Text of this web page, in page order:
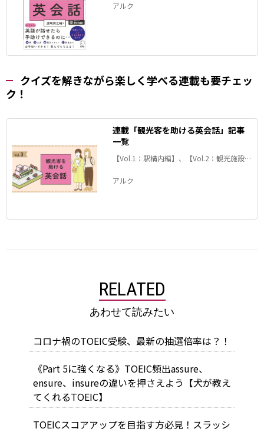
アルク
クイズを解きながら楽しく学べる連載も要チェッ
ク！
連載「観光客を助ける英会話」記事
一覧
【Vol.1：駅構内編】、【Vol.2：観光施設
アルク
RELATED
あわせて読みたい
コロナ禍のTOEIC受験、最新の抽選倍率は？！
《Part 5に強くなる》TOEIC頻出assure、
ensure、insureの違いを押さえよう【犬が教え
てくれるTOEIC】
TOEICスコアアップを目指す方必見！スラッシ